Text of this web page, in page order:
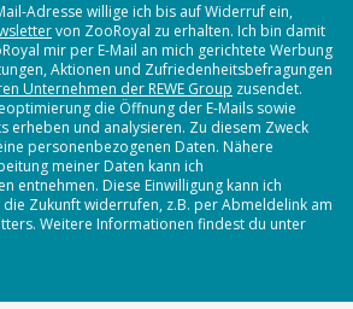
Adresse willige ich bis auf Widerruf ein,
von ZooRoyal zu erhalten. Ich bin damit
mir per E-Mail an mich gerichtete Werbung
Aktionen und Zufriedenheitsbefragungen
Unternehmen der REWE Group zusendet.
die Öffnung der E-Mails sowie
erheben und analysieren. Zu diesem Zweck
personenbezogenen Daten. Nähere
meiner Daten kann ich
entnehmen. Diese Einwilligung kann ich
Zukunft widerrufen, z.B. per Abmeldelink am
Weitere Informationen findest du unter